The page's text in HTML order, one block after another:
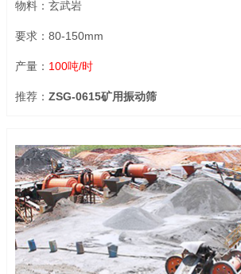
物料：玄武岩
要求：80-150mm
产量： 100吨/时
推荐：ZSG-0615矿用振动筛